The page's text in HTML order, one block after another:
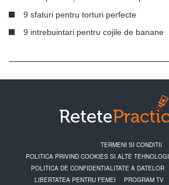
9 sfaturi pentru torturi perfecte
9 intrebuintari pentru cojile de banane
TERMENI SI CONDITII
POLITICA PRIVIND COOKIES SI ALTE
POLITICA DE CONFIDENTIALITATE A DATELOR
LIBERTATEA PENTRU FEMEI
PROGRAM TV